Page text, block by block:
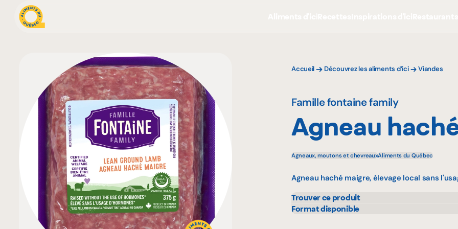
Accueil Découvrez les aliments d’ici Viandes
Famille fontaine family
Agneau
Agneaux, moutons et chevreauxAliments du Québec
Agneau haché maigre, élevage local sans
Trouver ce produit
IGA
Format disponible